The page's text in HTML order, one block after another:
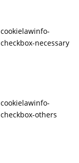
cookielawinfo-
checkbox-necessary
cookielawinfo-
checkbox-others